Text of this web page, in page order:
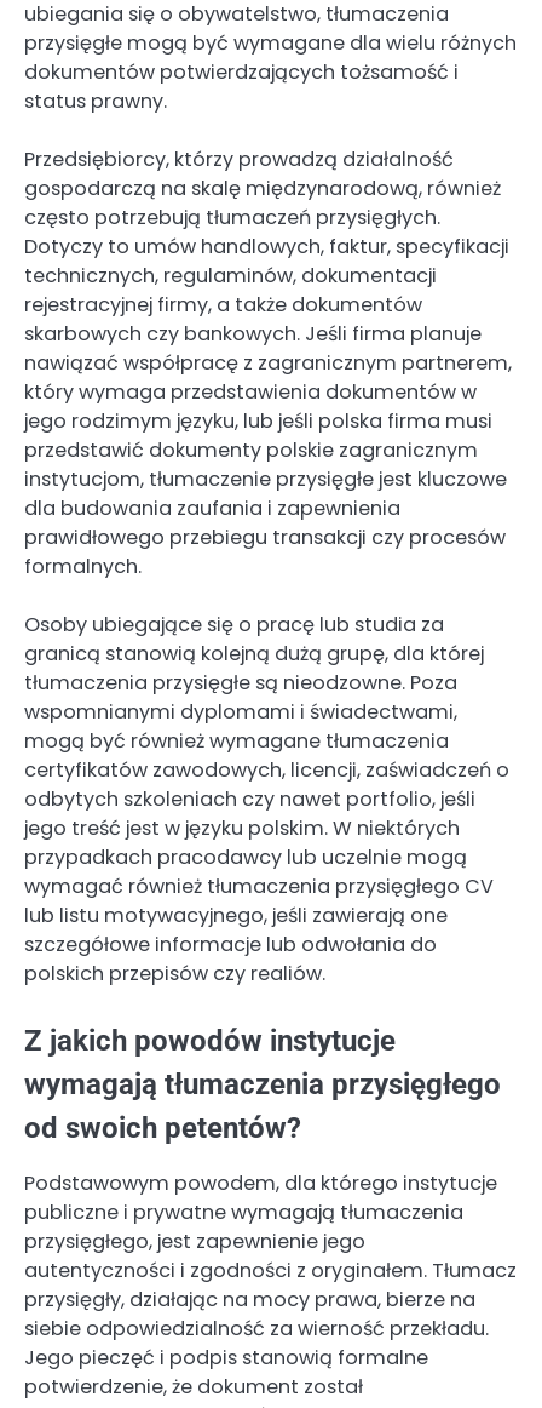
ubiegania się o obywatelstwo, tłumaczenia
przysięgłe mogą być wymagane dla wielu różnych
dokumentów potwierdzających tożsamość i
status prawny.
Przedsiębiorcy, którzy prowadzą działalność
gospodarczą na skalę międzynarodową, również
często potrzebują tłumaczeń przysięgłych.
Dotyczy to umów handlowych, faktur, specyfikacji
technicznych, regulaminów, dokumentacji
rejestracyjnej firmy, a także dokumentów
skarbowych czy bankowych. Jeśli firma planuje
nawiązać współpracę z zagranicznym partnerem,
który wymaga przedstawienia dokumentów w
jego rodzimym języku, lub jeśli polska firma musi
przedstawić dokumenty polskie zagranicznym
instytucjom, tłumaczenie przysięgłe jest kluczowe
dla budowania zaufania i zapewnienia
prawidłowego przebiegu transakcji czy procesów
formalnych.
Osoby ubiegające się o pracę lub studia za
granicą stanowią kolejną dużą grupę, dla której
tłumaczenia przysięgłe są nieodzowne. Poza
wspomnianymi dyplomami i świadectwami,
mogą być również wymagane tłumaczenia
certyfikatów zawodowych, licencji, zaświadczeń o
odbytych szkoleniach czy nawet portfolio, jeśli
jego treść jest w języku polskim. W niektórych
przypadkach pracodawcy lub uczelnie mogą
wymagać również tłumaczenia przysięgłego CV
lub listu motywacyjnego, jeśli zawierają one
szczegółowe informacje lub odwołania do
polskich przepisów czy realiów.
Z jakich powodów instytucje
wymagają tłumaczenia przysięgłego
od swoich petentów?
Podstawowym powodem, dla którego instytucje
publiczne i prywatne wymagają tłumaczenia
przysięgłego, jest zapewnienie jego
autentyczności i zgodności z oryginałem. Tłumacz
przysięgły, działając na mocy prawa, bierze na
siebie odpowiedzialność za wierność przekładu.
Jego pieczęć i podpis stanowią formalne
potwierdzenie, że dokument został